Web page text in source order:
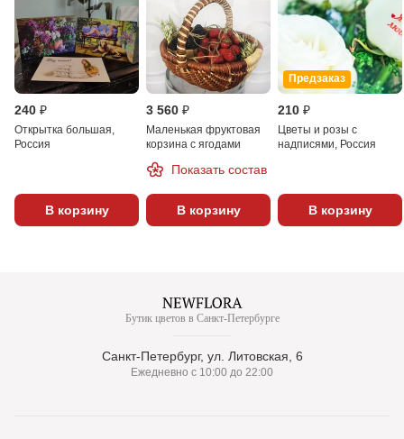
240 ₽
Открытка большая,
Россия
В корзину
3 560 ₽
Маленькая фруктовая
корзина с ягодами
Показать состав
В корзину
Предзаказ
210 ₽
Цветы и розы с
надписями, Россия
В корзину
Бутик цветов в Санкт-Петербурге
Санкт-Петербург, ул. Литовская, 6
Ежедневно с 10:00 до 22:00